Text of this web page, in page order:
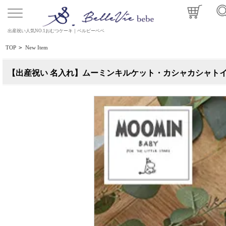
出産祝い人気NO.1おむつケーキ｜ベルビーベベ
TOP > New Item
【出産祝い 名入れ】ムーミンキルケット・カシャカシャト